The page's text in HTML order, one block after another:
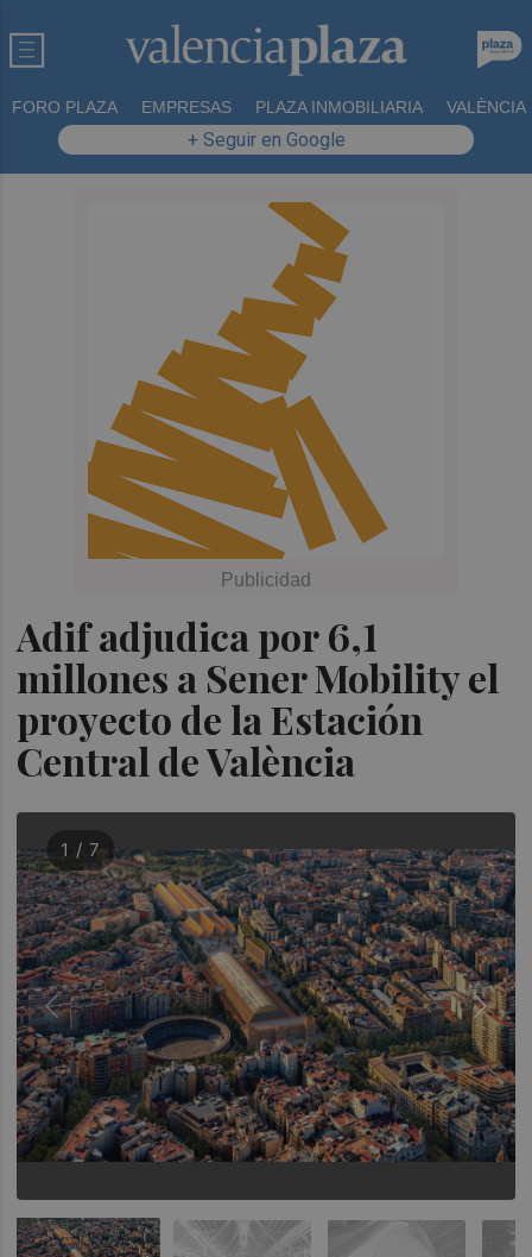
FORO PLAZA EMPRESAS PLAZA INMOBILIARIA VALÈNCIA
+ Seguir en Google
Adif adjudica por 6,1
millones a Sener Mobility el
proyecto de la Estación
Central de València
1 / 7